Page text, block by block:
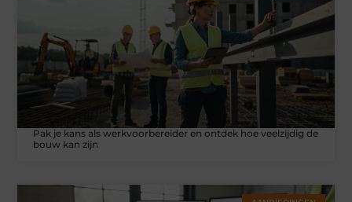
Pak je kans als werkvoorbereider en ontdek hoe veelzijdig de
bouw kan zijn